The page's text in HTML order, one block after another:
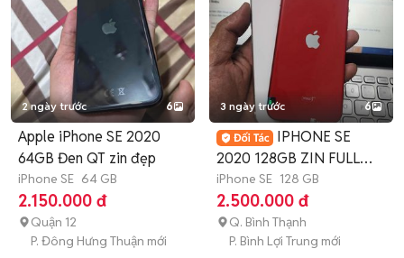
2 ngày trước 6
Apple iPhone SE 2020
64GB Đen QT zin đẹp
iPhone SE 64 GB
2.150.000 đ
Quận 12
P. Đông Hưng Thuận mới
3 ngày trước 6
IPHONE SE
2020 128GB ZIN FULL
CN ZIN NGUYÊN
iPhone SE 128 GB
2.500.000 đ
Q. Bình Thạnh
P. Bình Lợi Trung mới